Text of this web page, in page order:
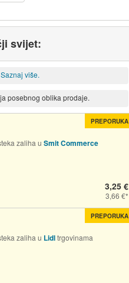
svijet:
Saznaj više.
posebnog oblika prodaje.
zaliha u Smit Commerce
3,25 €
3,66 €
PREPORUKA
zaliha u Lidltrgovinama
PREPORUKA